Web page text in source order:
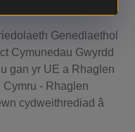
Genedlaethol
Cymunedau Gwyrdd
gan yr UE a Rhaglen
- Rhaglen
cydweithrediad â